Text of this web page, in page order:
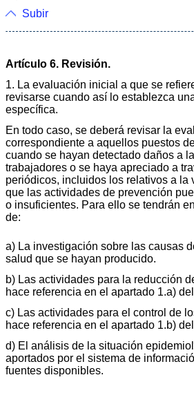
Subir
Artículo 6. Revisión.
1. La evaluación inicial a que se
revisarse cuando así lo establezca
específica.
En todo caso, se deberá revisar la
correspondiente a aquellos puestos
cuando se hayan detectado daños a
trabajadores o se haya apreciado a
periódicos, incluidos los relativos a la
que las actividades de prevención
o insuficientes. Para ello se tendrán
de:
a) La investigación sobre las causas
salud que se hayan producido.
b) Las actividades para la reducción
hace referencia en el apartado 1.a)
c) Las actividades para el control de
hace referencia en el apartado 1.b)
d) El análisis de la situación
aportados por el sistema de
fuentes disponibles.